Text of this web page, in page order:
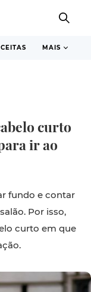
MAIS
curto
ir ao
fundo e contar
Por isso,
curto em que